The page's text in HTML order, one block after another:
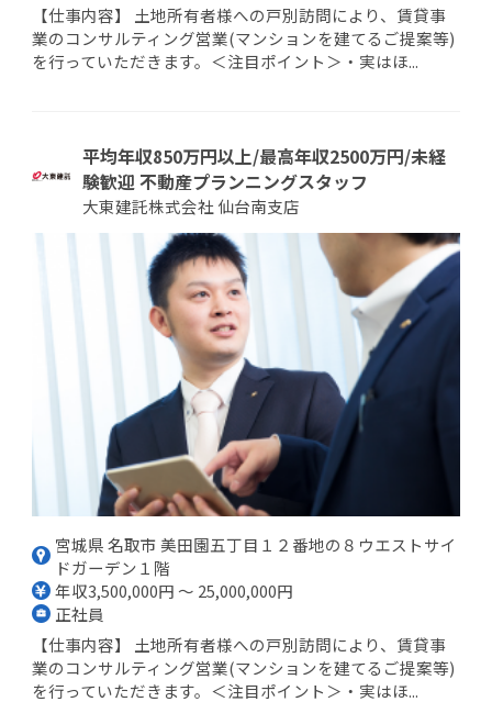
【仕事内容】 土地所有者様への戸別訪問により、賃貸事
業のコンサルティング営業(マンションを建てるご提案等)
を行っていただきます。＜注目ポイント＞・実はほ...
平均年収850万円以上/最高年収2500万円/未経
験歓迎 不動産プランニングスタッフ
大東建託株式会社 仙台南支店
宮城県 名取市 美田園五丁目１２番地の８ウエストサイ
ドガーデン１階
年収3,500,000円 ～ 25,000,000円
正社員
【仕事内容】 土地所有者様への戸別訪問により、賃貸事
業のコンサルティング営業(マンションを建てるご提案等)
を行っていただきます。＜注目ポイント＞・実はほ...